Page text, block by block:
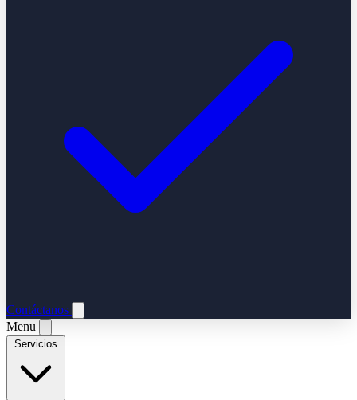
Contáctanos
Menu